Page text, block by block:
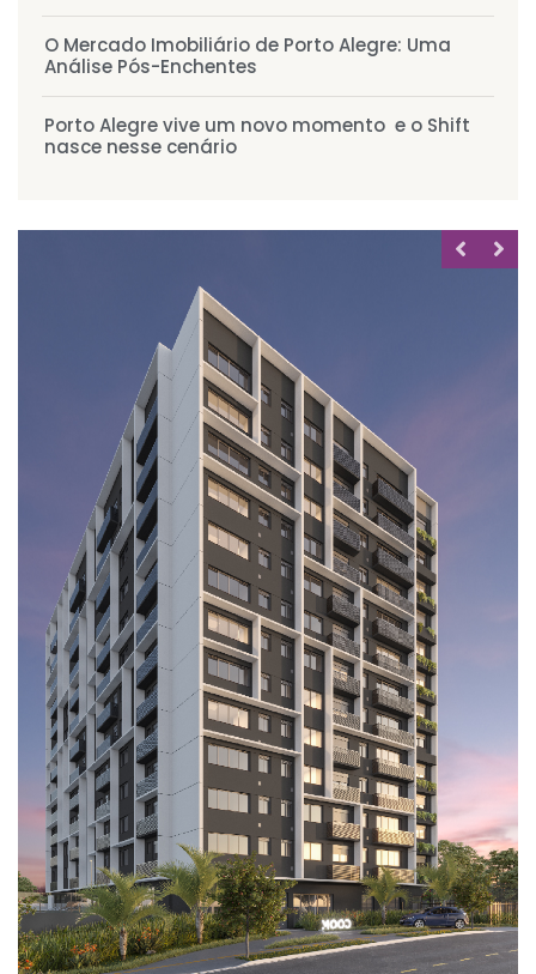
O Mercado Imobiliário de Porto Alegre: Uma
Análise Pós-Enchentes
Porto Alegre vive um novo momento e o Shift
nasce nesse cenário
MIRADOURO
Santa Cecília 2235
66m² à 82m²